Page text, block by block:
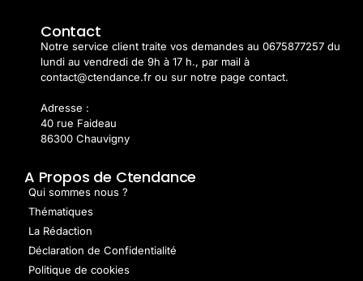
Contact
Notre service client traite vos demandes au 0675877257 du
lundi au vendredi de 9h à 17 h., par mail à
contact@ctendance.fr ou sur notre page contact.
Adresse :
40 rue Faideau
86300 Chauvigny
A Propos de Ctendance
Qui sommes nous ?
Thématiques
La Rédaction
Déclaration de Confidentialité
Politique de cookies